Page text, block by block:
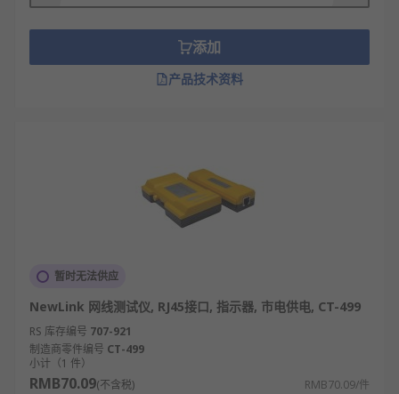
添加
产品技术资料
暂时无法供应
NewLink 网线测试仪, RJ45接口, 指示器, 市电供电, CT-499
RS 库存编号 707-921
制造商零件编号 CT-499
小计（1 件）
RMB70.09(不含税) RMB70.09/件